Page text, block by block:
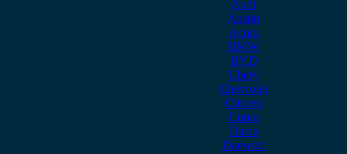
Audi
Austin
Acura
BMW
BYD
Chery
Chevrolet
Citroen
Cupra
Dacia
Daewoo